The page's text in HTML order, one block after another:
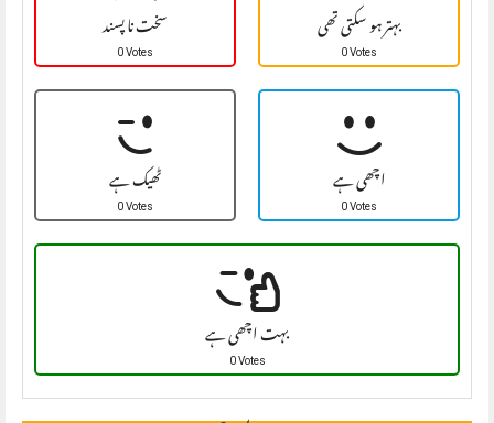
سخت نا پسند
0 Votes بہتر ہو سکتی تھی
0 Votes
ٹھیک ہے
0 Votes اچھی ہے
0 Votes
بہت اچھی ہے
0 Votes